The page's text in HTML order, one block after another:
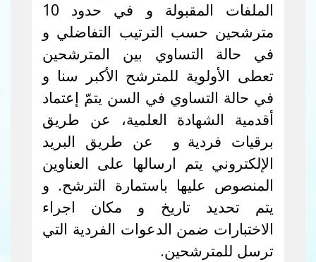
الملفات المقبولة و في حدود 10
مترشحين حسب الترتيب التفاضلي و
في حالة التساوي بين المترشحين
تعطى الأولوية للمترشح الأكبر سنا و
في حالة التساوي في السن يتمّ إعتماد
أقدمية الشهادة العلمية، عن طريق
برقيات فردية و عن طريق البريد
الإلكتروني يتم ارسالها على العناوين
المنصوص عليها باستمارة الترشح. و
يتم تحديد تاريخ و مكان اجراء
الاختبارات ضمن الدعوات الفردية التي
ترسل للمترشحين.